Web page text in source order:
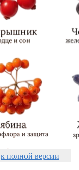
к полной версии